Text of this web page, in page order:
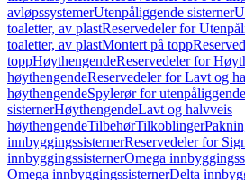
avløpssystemerUtenpåliggende sisterner
toaletter, av plastReservedeler for
toaletter, av plastMontert på topp
toppHøythengendeReservedeler for
høythengendeReservedeler for Lavt og
høythengendeSpylerør for utenpåliggende
sisternerHøythengendeLavt og halvveis
høythengendeTilbehørTilkoblinger
innbyggingssisternerReservedeler for
innbyggingssisternerOmega
Omega innbyggingssisternerDelta